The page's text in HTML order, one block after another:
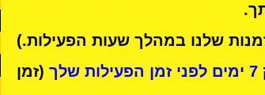
שלנו במהלך שעות הפעילות.)
7 ימים לפני זמן הפעילות שלך
(זמן